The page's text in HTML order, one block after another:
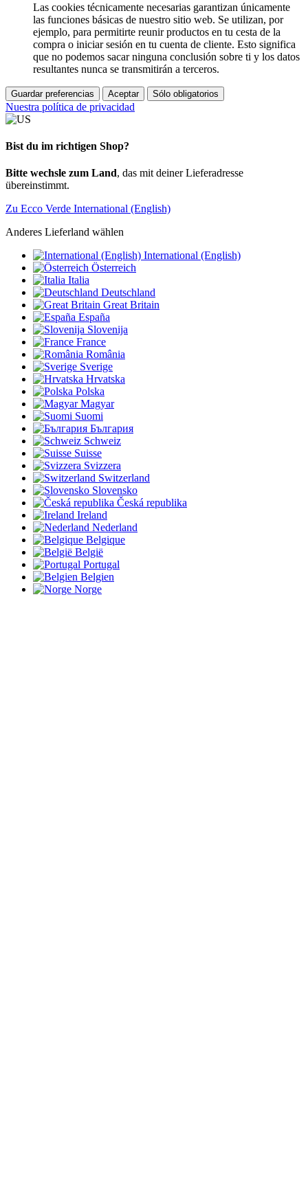
Las cookies técnicamente necesarias garantizan únicamente
las funciones básicas de nuestro sitio web. Se utilizan, por
ejemplo, para permitirte reunir productos en tu cesta de la
compra o iniciar sesión en tu cuenta de cliente. Esto significa
que no podemos sacar ninguna conclusión sobre ti y los datos
resultantes nunca se transmitirán a terceros.
Guardar preferencias Aceptar Sólo obligatorios
Nuestra política de privacidad
Bist du im richtigen Shop?
Bitte wechsle zum Land, das mit deiner Lieferadresse
übereinstimmt.
Zu Ecco Verde International (English)
Anderes Lieferland wählen
International (English)
Österreich
Italia
Deutschland
Great Britain
España
Slovenija
France
România
Sverige
Hrvatska
Polska
Magyar
Suomi
България
Schweiz
Suisse
Svizzera
Switzerland
Slovensko
Česká republika
Ireland
Nederland
Belgique
België
Portugal
Belgien
Norge